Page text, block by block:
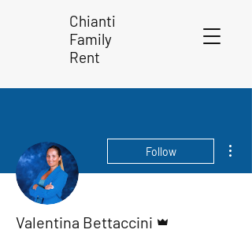
Chianti
Family
Rent
Follow
Valentina Bettaccini